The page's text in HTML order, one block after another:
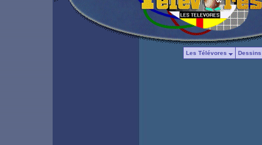
Les Télévores